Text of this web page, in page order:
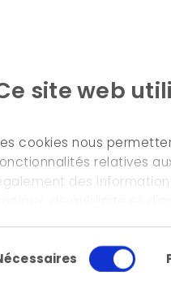
site web
cookies nous
relatives
des
Sélection du consentement